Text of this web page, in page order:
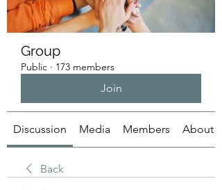
Group
Public · 173 members
Join
Discussion Media Members About
Back